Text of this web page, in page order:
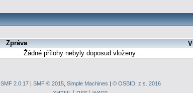
Zpráva
Žádné přílohy nebyly doposud vloženy.
SMF 2.0.17| SMF © 2015, Simple Machines | © OSBID, z.s. 2016